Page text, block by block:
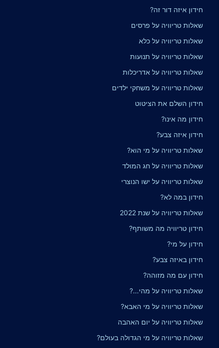
חידון איזה דור זה?
שאלות טריוויה על פרסים
שאלות טריוויה על כלא
שאלות טריוויה על תנועות
שאלות טריוויה על אדריכלות
שאלות טריוויה על משחקי ילדים
חידון השלם את הציטוט
חידון מה אינו?
חידון איזה צבע?
שאלות טריוויה על מי הוא?
שאלות טריוויה על חג המולד
שאלות טריוויה על ישו הנוצרי
חידון במה לא?
שאלות טריוויה על שנת 2022
חידון טריוויה מה משותף?
חידון על מי?
חידון באיזה צבע?
חידון עם מה מזוהה?
שאלות טריוויה על מהי...?
שאלות טריוויה על מי האבא?
שאלות טריוויה על יום האהבה
שאלות טריוויה על מי הגדולה בעולם?